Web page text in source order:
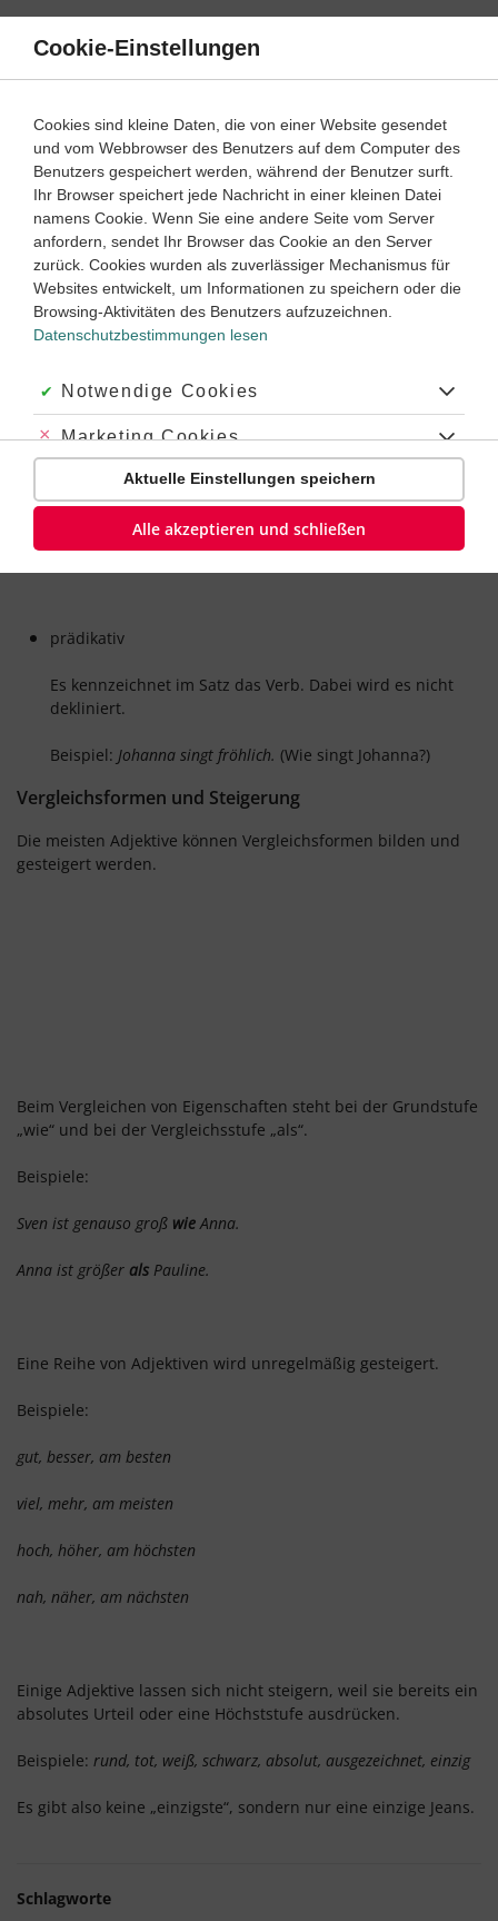
Direkt
Inhalt
Deutsch 5. Klasse ‐ Abitur
Adjektive
Allgemein
Das Adjektiv gibtEigenschaftenvon Lebewesen,
Dingen, Tätigkeiten, Vorgängen und Zuständen an. Die
ermitteln. Das Adjektiv tritt im Satz vor allem in folgender
attributiv
Es kennzeichnet im Satz ein Nomen genauer und wird
mit diesem zusammen dekliniert.
Beispiel:Tim hat einen kleinen Hund.(Wie ist der Hund?)
prädikativ
Es kennzeichnet im Satz das Verb. Dabei wird es nicht
dekliniert.
Beispiel: Johanna singt fröhlich. (Wie singt Johanna?)
Vergleichsformen und Steigerung
Die meisten Adjektive können Vergleichsformen bilden und
gesteigert werden.
Beim Vergleichen von Eigenschaften steht bei der Grundstufe
„wie“ und bei der Vergleichsstufe „als“.
Beispiele:
Sven ist genauso groß wieAnna.
Anna ist größer als Pauline.
Eine Reihe von Adjektiven wird unregelmäßig gesteigert.
Beispiele:
gut, besser, am besten
viel, mehr, am meisten
hoch, höher, am höchsten
nah, näher, am nächsten
Einige Adjektive lassen sich nicht steigern, weil sie bereits ein
absolutes Urteil oder eine Höchststufe ausdrücken.
Beispiele: rund, tot, weiß, schwarz, absolut, ausgezeichnet, einzig
Es gibt also keine „einzigste“, sondern nur eine einzige Jeans.
Schlagworte
Cookie-Einstellungen
Cookies sind kleine Daten, die von einer Website gesendet
und vom Webbrowser des Benutzers auf dem Computer des
Benutzers gespeichert werden, während der Benutzer surft.
Ihr Browser speichert jede Nachricht in einer kleinen Datei
namens Cookie. Wenn Sie eine andere Seite vom Server
anfordern, sendet Ihr Browser das Cookie an den Server
zurück. Cookies wurden als zuverlässiger Mechanismus für
Websites entwickelt, um Informationen zu speichern oder die
Browsing-Aktivitäten des Benutzers aufzuzeichnen.
Datenschutzbestimmungen lesen
Akzeptiert:
Notwendige Cookies
Abgelehnt:
Marketing Cookies
Abgelehnt:
Personalisierungs-Cookies
Aktuelle Einstellungen speichern
Alle akzeptieren und schließen